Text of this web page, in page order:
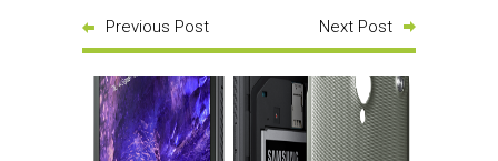
Previous Post Next Post